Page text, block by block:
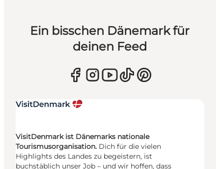
Ein bisschen Dänemark für
deinen Feed
VisitDenmark ist Dänemarks nationale
Tourismusorganisation. Dich für die vielen
Highlights des Landes zu begeistern, ist
buchstäblich unser Job – und wir hoffen, dass